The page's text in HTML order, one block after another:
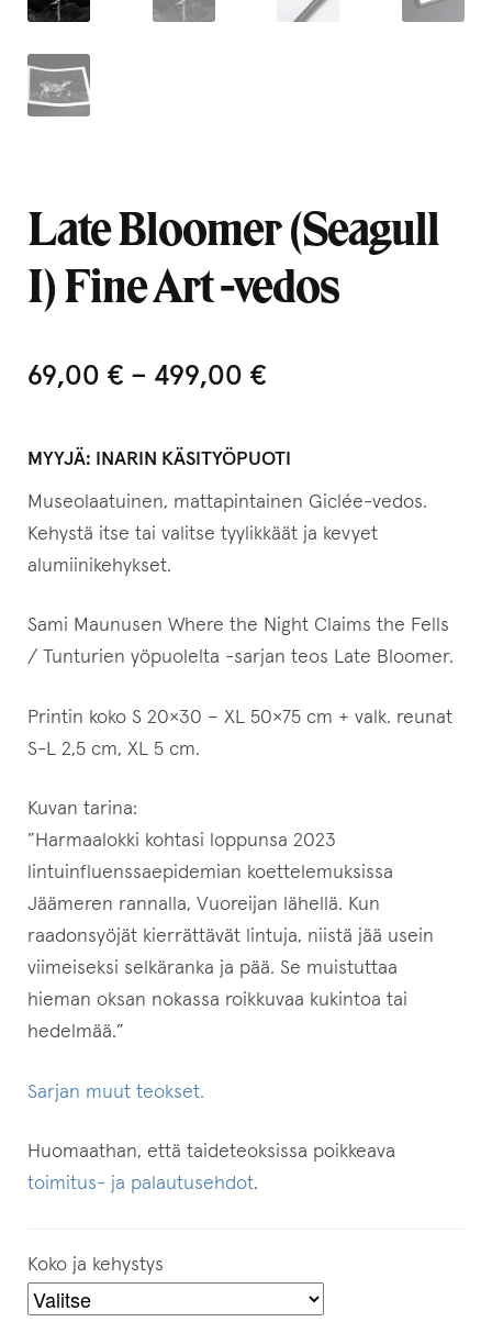
Late Bloomer (Seagull
I) Fine Art -vedos
69,00 € – 499,00 €
MYYJÄ: INARIN KÄSITYÖPUOTI
Museolaatuinen, mattapintainen Giclée-vedos.
Kehystä itse tai valitse tyylikkäät ja kevyet
alumiinikehykset.
Sami Maunusen Where the Night Claims the Fells
/ Tunturien yöpuolelta -sarjan teos Late Bloomer.
Printin koko S 20×30 – XL 50×75 cm + valk. reunat
S-L 2,5 cm, XL 5 cm.
Kuvan tarina:
”Harmaalokki kohtasi loppunsa 2023
lintuinfluenssaepidemian koettelemuksissa
Jäämeren rannalla, Vuoreijan lähellä. Kun
raadonsyöjät kierrättävät lintuja, niistä jää usein
viimeiseksi selkäranka ja pää. Se muistuttaa
hieman oksan nokassa roikkuvaa kukintoa tai
hedelmää.”
Sarjan muut teokset.
Huomaathan, että taideteoksissa poikkeava
toimitus- ja palautusehdot.
Koko ja kehystys